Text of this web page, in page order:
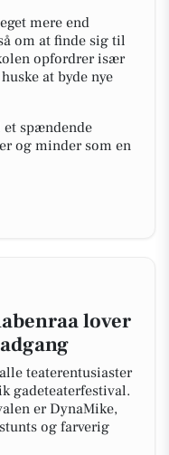
mere end
om at finde sig til
opfordrer især
at byde nye
et spændende
og minder som en
lover
teaterentusiaster
gadeteaterfestival.
er DynaMike,
og farverig